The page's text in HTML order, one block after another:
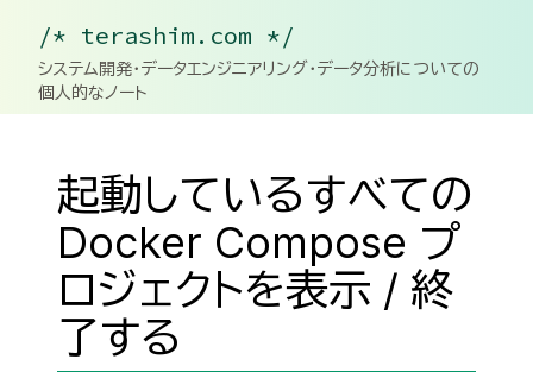
/* terashim.com */
システム開発・データエンジニアリング・データ分析についての
個人的なノート
起動しているすべての
Docker Compose プ
ロジェクトを表示 / 終
了する